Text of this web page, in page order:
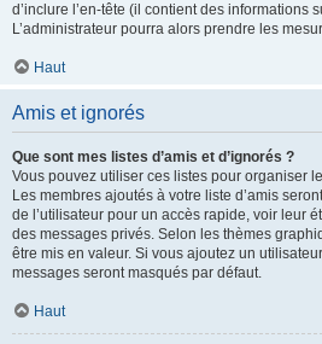
d’inclure l’en-tête (il contient des informations
L’administrateur pourra alors prendre les
Haut
Amis et ignorés
Que sont mes listes d’amis et d’ignorés ?
Vous pouvez utiliser ces listes pour organiser
Les membres ajoutés à votre liste d’amis
de l’utilisateur pour un accès rapide, voir leur
des messages privés. Selon les thèmes
être mis en valeur. Si vous ajoutez un
messages seront masqués par défaut.
Haut